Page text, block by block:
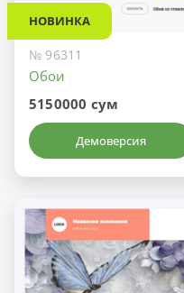
НОВИНКА
№ 96311
Обои
5150000 сум
Демоверсия